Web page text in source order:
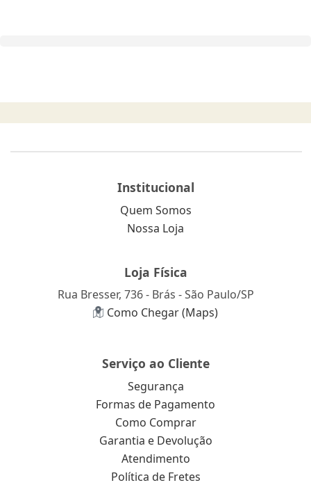
Institucional
Quem Somos
Nossa Loja
Loja Física
Rua Bresser, 736 - Brás - São Paulo/SP
Como Chegar (Maps)
Serviço ao Cliente
Segurança
Formas de Pagamento
Como Comprar
Garantia e Devolução
Atendimento
Política de Fretes